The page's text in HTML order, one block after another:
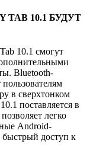
10.1 БУДУТ
10.1 смогут
Bluetooth-
в сверхтонком
поставляется в
легко
Android-
быстрый доступ к